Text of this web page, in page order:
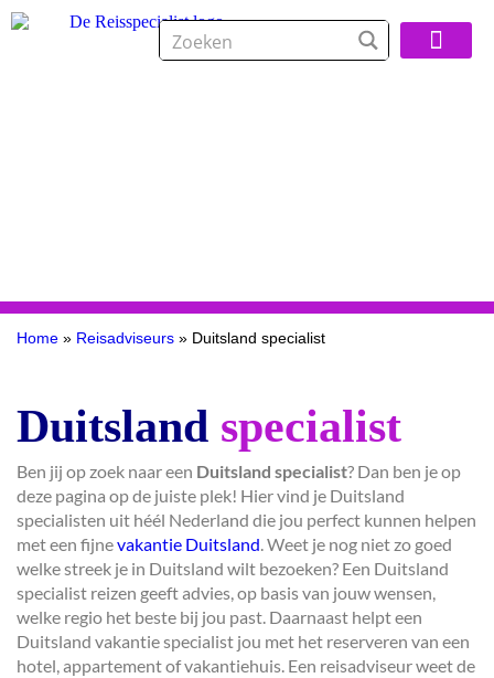
Home » Reisadviseurs » Duitsland specialist
Duitsland specialist
Ben jij op zoek naar een Duitsland specialist? Dan ben je op
deze pagina op de juiste plek! Hier vind je Duitsland
specialisten uit héél Nederland die jou perfect kunnen helpen
met een fijnevakantie Duitsland. Weet je nog niet zo goed
welke streek je in Duitsland wilt bezoeken? Een Duitsland
specialist reizen geeft advies, op basis van jouw wensen,
welke regio het beste bij jou past. Daarnaast helpt een
Duitsland vakantie specialist jou met het reserveren van een
hotel, appartement of vakantiehuis. Een reisadviseur weet de